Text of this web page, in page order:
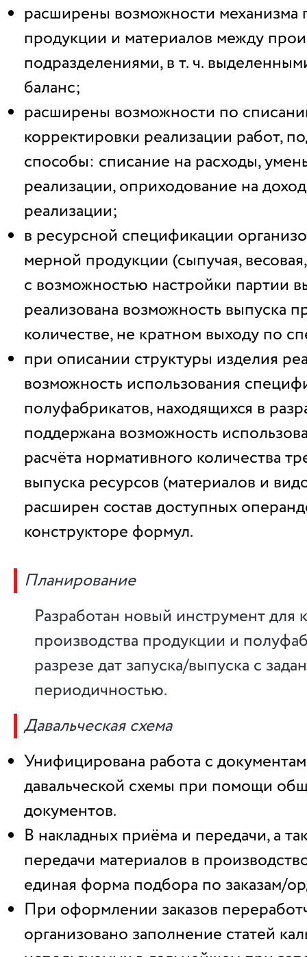
расширены возможности механизма
продукции и материалов между
подразделениями, в т. ч.
баланс;
расширены возможности по
корректировки реализации работ,
способы: списание на расходы,
реализации, оприходование на
реализации;
в ресурсной спецификации
мерной продукции (сыпучая,
с возможностью настройки партии
реализована возможность выпуска
количестве, не кратном выходу по
при описании структуры изделия
возможность использования
полуфабрикатов, находящихся в
поддержана возможность
расчёта нормативного количества
выпуска ресурсов (материалов и
расширен состав доступных
конструкторе формул.
Планирование
Разработан новый инструмент для
производства продукции и
разрезе дат запуска/выпуска с
периодичностью.
Давальческая схема
Унифицирована работа с
давальческой схемы при помощи
документов.
В накладных приёма и передачи, а
передачи материалов в
единая форма подбора по заказам/
При оформлении заказов
организовано заполнение статей